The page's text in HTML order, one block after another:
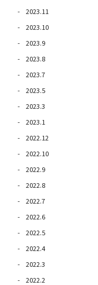
2023.11
2023.10
2023.9
2023.8
2023.7
2023.5
2023.3
2023.1
2022.12
2022.10
2022.9
2022.8
2022.7
2022.6
2022.5
2022.4
2022.3
2022.2